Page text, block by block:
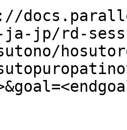
ja-jp/rd-